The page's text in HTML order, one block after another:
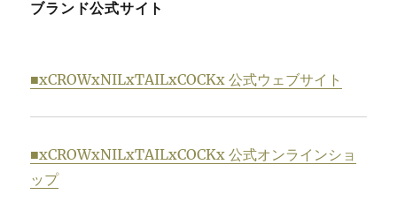
ブランド公式サイト
■xCROWxNILxTAILxCOCKx 公式ウェブサイト
■xCROWxNILxTAILxCOCKx 公式オンラインショ
ップ